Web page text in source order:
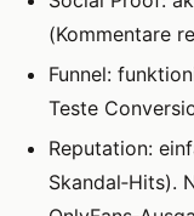
(Kommentare
Funnel:
Teste
Reputation:
Skandal‑Hits).